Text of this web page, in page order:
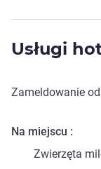
Usługi
Zameldowanie
Na miejscu
Zwierzęta